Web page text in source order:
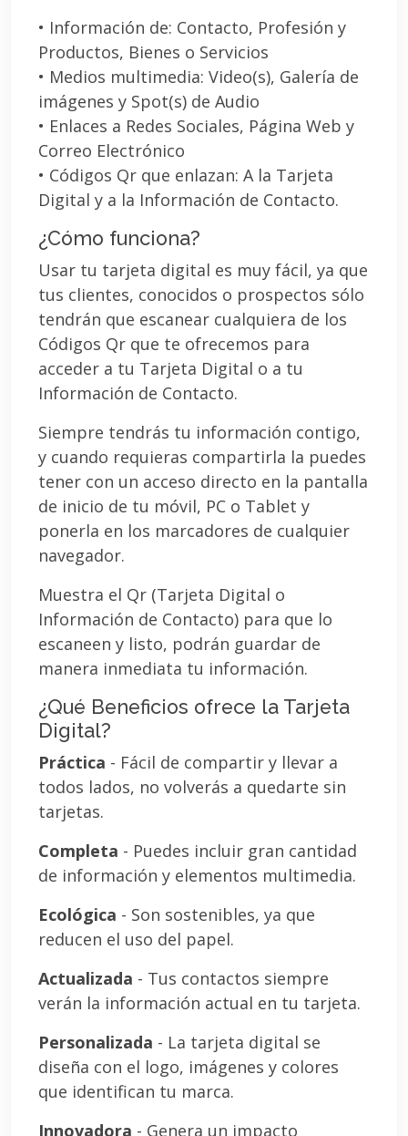
• Información de: Contacto, Profesión y
Productos, Bienes o Servicios
• Medios multimedia: Video(s), Galería de
imágenes y Spot(s) de Audio
• Enlaces a Redes Sociales, Página Web y
Correo Electrónico
• Códigos Qr que enlazan: A la Tarjeta
Digital y a la Información de Contacto.
¿Cómo funciona?
Usar tu tarjeta digital es muy fácil, ya que
tus clientes, conocidos o prospectos sólo
tendrán que escanear cualquiera de los
Códigos Qr que te ofrecemos para
acceder a tu Tarjeta Digital o a tu
Información de Contacto.
Siempre tendrás tu información contigo,
y cuando requieras compartirla la puedes
tener con un acceso directo en la pantalla
de inicio de tu móvil, PC o Tablet y
ponerla en los marcadores de cualquier
navegador.
Muestra el Qr (Tarjeta Digital o
Información de Contacto) para que lo
escaneen y listo, podrán guardar de
manera inmediata tu información.
¿Qué Beneficios ofrece la Tarjeta
Digital?
Práctica - Fácil de compartir y llevar a
todos lados, no volverás a quedarte sin
tarjetas.
Completa - Puedes incluir gran cantidad
de información y elementos multimedia.
Ecológica - Son sostenibles, ya que
reducen el uso del papel.
Actualizada - Tus contactos siempre
verán la información actual en tu tarjeta.
Personalizada - La tarjeta digital se
diseña con el logo, imágenes y colores
que identifican tu marca.
Innovadora - Genera un impacto